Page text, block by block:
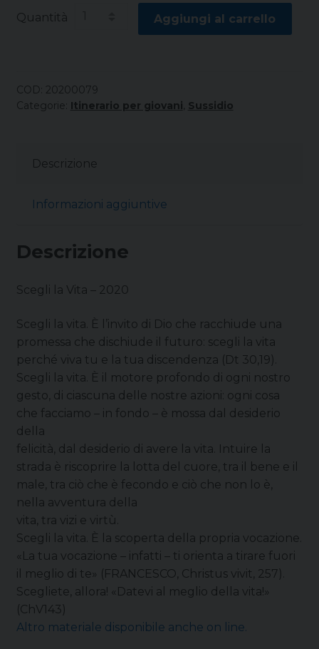
Quantità Aggiungi al carrello
COD: 20200079
Categorie: Itinerario per giovani , Sussidio
Descrizione
Informazioni aggiuntive
Descrizione
Scegli la Vita – 2020
Scegli la vita. È l’invito di Dio che racchiude una
promessa che dischiude il futuro: scegli la vita
perché viva tu e la tua discendenza (Dt 30,19).
Scegli la vita. È il motore profondo di ogni nostro
gesto, di ciascuna delle nostre azioni: ogni cosa
che facciamo – in fondo – è mossa dal desiderio
della
felicità, dal desiderio di avere la vita. Intuire la
strada è riscoprire la lotta del cuore, tra il bene e il
male, tra ciò che è fecondo e ciò che non lo è,
nella avventura della
vita, tra vizi e virtù.
Scegli la vita. È la scoperta della propria vocazione.
«La tua vocazione – infatti – ti orienta a tirare fuori
il meglio di te» (FRANCESCO, Christus vivit, 257).
Scegliete, allora! «Datevi al meglio della vita!»
(ChV143)
Altro materiale disponibile anche on line.